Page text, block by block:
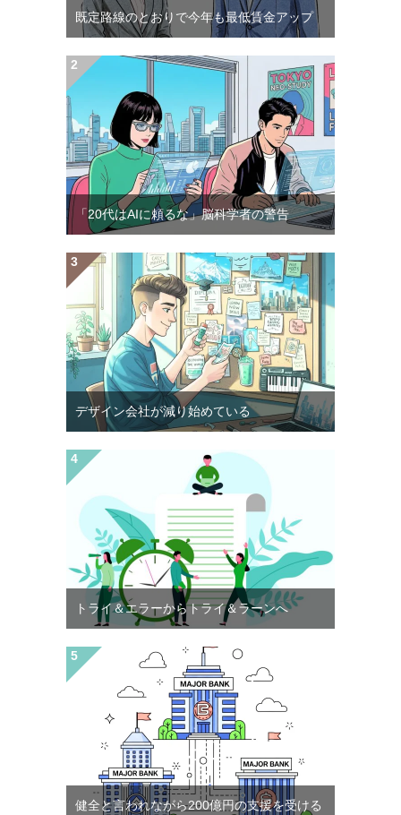
既定路線のとおりで今年も最低賃金アップ
「20代はAIに頼るな」脳科学者の警告
デザイン会社が減り始めている
トライ＆エラーからトライ＆ラーンへ
健全と言われながら200億円の支援を受ける